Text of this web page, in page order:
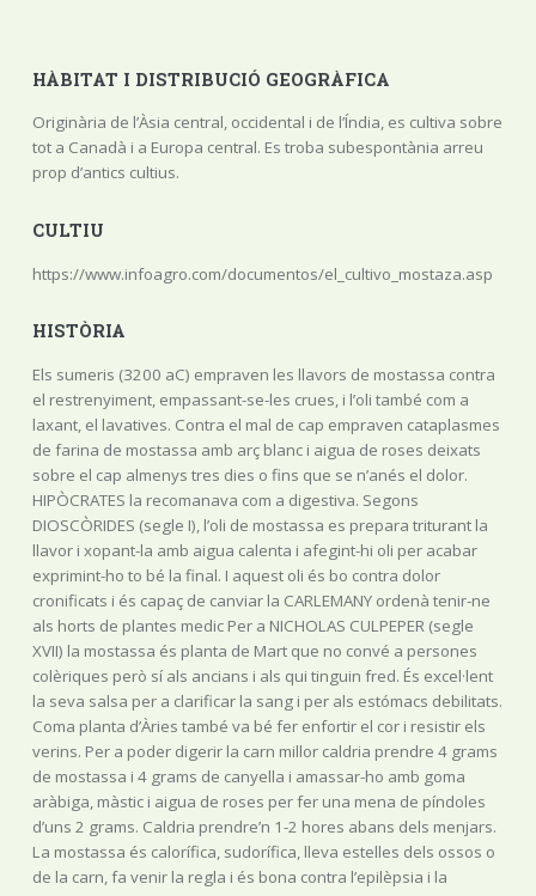
HÀBITAT I DISTRIBUCIÓ GEOGRÀFICA
Originària de l’Àsia central, occidental i de l’Índia, es cultiva sobre
tot a Canadà i a Europa central. Es troba subespontània arreu
prop d’antics cultius.
CULTIU
https://www.infoagro.com/documentos/el_cultivo_mostaza.asp
HISTÒRIA
Els sumeris (3200 aC) empraven les llavors de mostassa contra
el restrenyiment, empassant-se-les crues, i l’oli també com a
laxant, el lavatives. Contra el mal de cap empraven cataplasmes
de farina de mostassa amb arç blanc i aigua de roses deixats
sobre el cap almenys tres dies o fins que se n’anés el dolor.
HIPÒCRATES la recomanava com a digestiva. Segons
DIOSCÒRIDES (segle I), l’oli de mostassa es prepara triturant la
llavor i xopant-la amb aigua calenta i afegint-hi oli per acabar
exprimint-ho to bé la final. I aquest oli és bo contra dolor
cronificats i és capaç de canviar la CARLEMANY ordenà tenir-ne
als horts de plantes medic Per a NICHOLAS CULPEPER (segle
XVII) la mostassa és planta de Mart que no convé a persones
colèriques però sí als ancians i als qui tinguin fred. És excel·lent
la seva salsa per a clarificar la sang i per als estómacs debilitats.
Coma planta d’Àries també va bé fer enfortir el cor i resistir els
verins. Per a poder digerir la carn millor caldria prendre 4 grams
de mostassa i 4 grams de canyella i amassar-ho amb goma
aràbiga, màstic i aigua de roses per fer una mena de píndoles
d’uns 2 grams. Caldria prendre’n 1-2 hores abans dels menjars.
La mostassa és calorífica, sudorífica, lleva estelles dels ossos o
de la carn, fa venir la regla i és bona contra l’epilèpsia i la